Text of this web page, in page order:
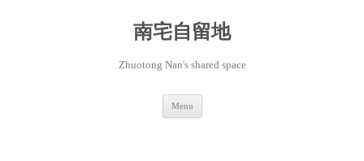
南宅自留地
Zhuotong Nan's shared space
Menu